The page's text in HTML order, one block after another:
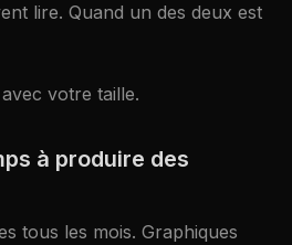
lire. Quand un des deux est
votre taille.
à produire des
tous les mois. Graphiques